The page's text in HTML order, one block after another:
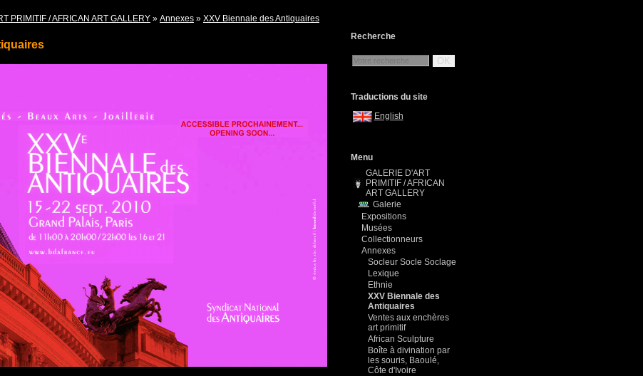
PRIMITIF / AFRICAN ART GALLERY » Annexes » XXV Biennale des Antiquaires
Recherche
OK
Traductions du site
English
Menu
GALERIE D'ART
PRIMITIF / AFRICAN
ART GALLERY
Galerie
Expositions
Musées
Collectionneurs
Annexes
Socleur Socle Soclage
Lexique
Ethnie
XXV Biennale des
Antiquaires
Ventes aux enchères
art primitif
African Sculpture
Boîte à divination par
les souris, Baoulé,
Côte d'Ivoire